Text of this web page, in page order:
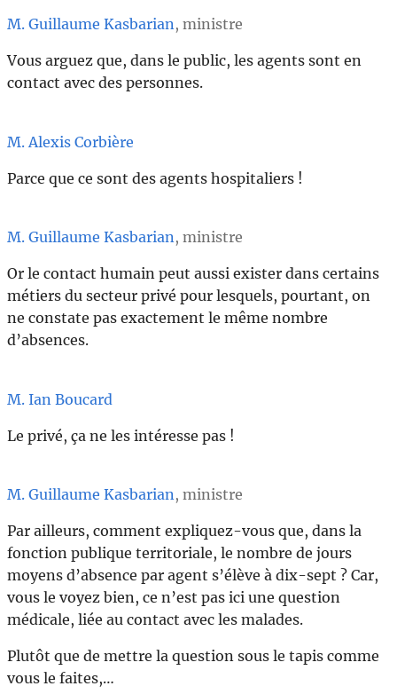
M. Guillaume Kasbarian , ministre
Vous arguez que, dans le public, les agents sont en
contact avec des personnes.
M. Alexis Corbière
Parce que ce sont des agents hospitaliers !
M. Guillaume Kasbarian, ministre
Or le contact humain peut aussi exister dans certains
métiers du secteur privé pour lesquels, pourtant, on
ne constate pas exactement le même nombre
d’absences.
M. Ian Boucard
Le privé, ça ne les intéresse pas !
M. Guillaume Kasbarian, ministre
Par ailleurs, comment expliquez-vous que, dans la
fonction publique territoriale, le nombre de jours
moyens d’absence par agent s’élève à dix-sept ? Car,
vous le voyez bien, ce n’est pas ici une question
médicale, liée au contact avec les malades.
Plutôt que de mettre la question sous le tapis comme
vous le faites,…